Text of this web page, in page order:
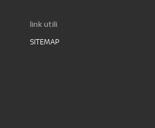
link utili
SITEMAP